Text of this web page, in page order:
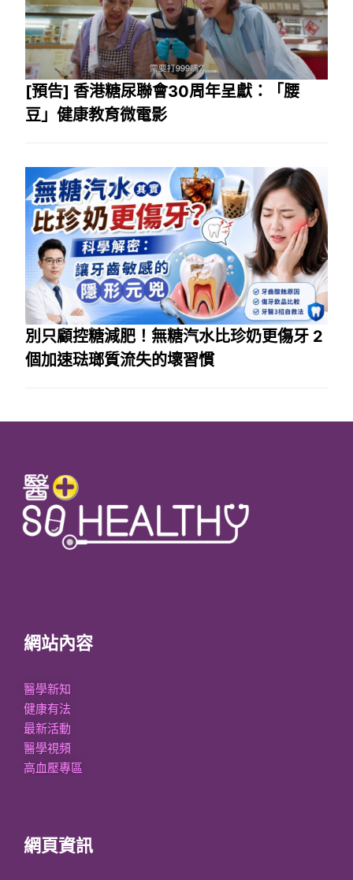
[預告] 香港糖尿聯會30周年呈獻：「腰
豆」健康教育微電影
別只顧控糖減肥！無糖汽水比珍奶更傷牙 2
個加速琺瑯質流失的壞習慣
網站內容
醫學新知
健康有法
最新活動
醫學視頻
高血壓專區
網頁資訊